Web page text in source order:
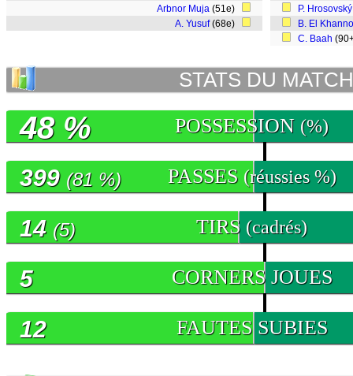
Arbnor Muja (51e)
A. Yusuf(68e)
P. Hrosovský
B. El
C. Baah
STATS DU MATCH
POSSESSION (%)
48 %
PASSES (réussies %)
399 (81 %)
TIRS (cadrés)
14 (5)
CORNERS JOUES
5
FAUTES SUBIES
12